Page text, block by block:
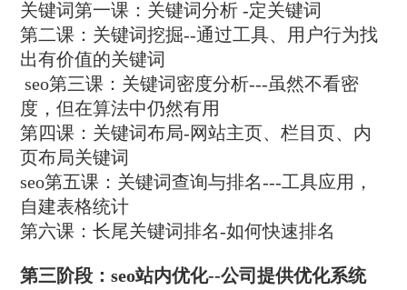
关键词第一课：关键词分析 -定关键词
第二课：关键词挖掘--通过工具、用户行为找
出有价值的关键词
seo第三课：关键词密度分析---虽然不看密
度，但在算法中仍然有用
第四课：关键词布局-网站主页、栏目页、内
页布局关键词
seo第五课：关键词查询与排名---工具应用，
自建表格统计
第六课：长尾关键词排名-如何快速排名
第三阶段：seo站内优化--公司提供优化系统